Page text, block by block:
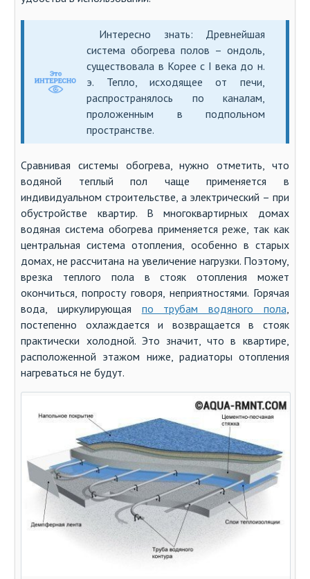
Интересно знать: Древнейшая
система обогрева полов – ондоль,
существовала в Корее с I века до н.
э. Тепло, исходящее от печи,
распространялось по каналам,
проложенным в подпольном
пространстве.
Сравнивая системы обогрева, нужно отметить, что
водяной теплый пол чаще применяется в
индивидуальном строительстве, а электрический – при
обустройстве квартир. В многоквартирных домах
водяная система обогрева применяется реже, так как
центральная система отопления, особенно в старых
домах, не рассчитана на увеличение нагрузки. Поэтому,
врезка теплого пола в стояк отопления может
окончиться, попросту говоря, неприятностями. Горячая
вода, циркулирующая по трубам водяного пола
постепенно охлаждается и возвращается в стояк
практически холодной. Это значит, что в квартире,
расположенной этажом ниже, радиаторы отопления
нагреваться не будут.